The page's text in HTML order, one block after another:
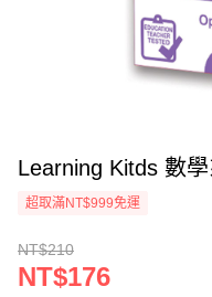
Learning Kitds 數
超取滿NT$999免運
NT$210
NT$176